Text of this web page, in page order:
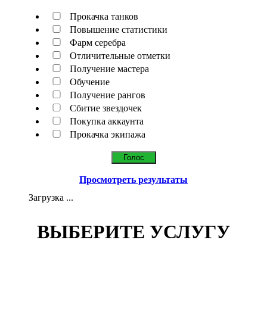
Прокачка танков
Повышение статистики
Фарм серебра
Отличительные отметки
Получение мастера
Обучение
Получение рангов
Сбитие звездочек
Покупка аккаунта
Прокачка экипажа
Просмотреть результаты
Загрузка ...
ВЫБЕРИТЕ УСЛУГУ